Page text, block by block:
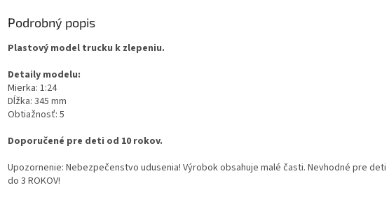
Podrobný popis
Plastový model trucku k zlepeniu.
Detaily modelu:
Mierka: 1:24
Dĺžka: 345 mm
Obtiažnosť: 5
Doporučené pre deti od 10 rokov.
Upozornenie: Nebezpečenstvo udusenia! Výrobok obsahuje malé časti. Nevhodné pre deti
do 3 ROKOV!